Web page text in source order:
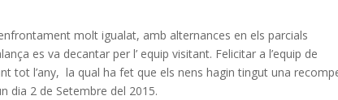
molt igualat, amb alternances en els parcials
es va decantar per l’ equip visitant. Felicitar a l’equip de
tot l’any, la qual ha fet que els nens hagin tingut una
dia 2 de Setembre del 2015.